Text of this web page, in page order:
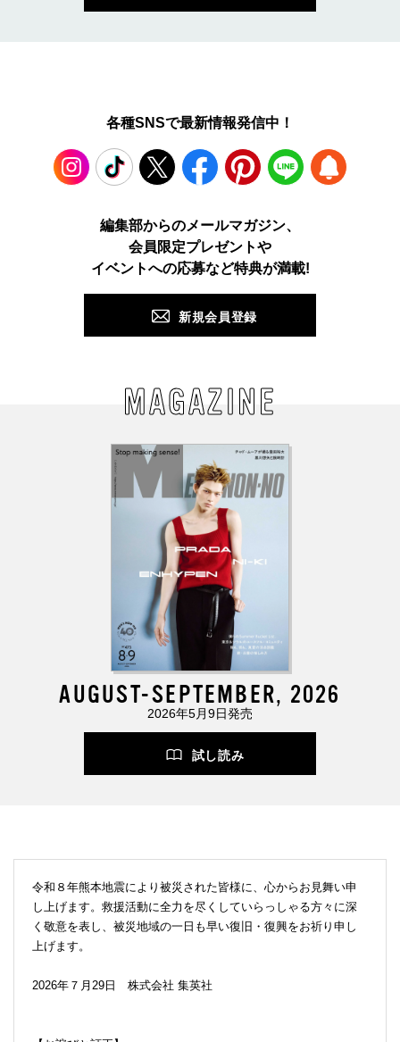
各種SNSで最新情報発信中！
TikTok Facebook Pinterest LINE
編集部からのメールマガジン、
会員限定プレゼントや
イベントへの応募など特典が満載!
新規会員登録
MAGAZINE
AUGUST-SEPTEMBER, 2026
2026年5月9日発売
試し読み
令和８年熊本地震により被災された皆様に、心からお見舞い申
し上げます。救援活動に全力を尽くしていらっしゃる方々に深
く敬意を表し、被災地域の一日も早い復旧・復興をお祈り申し
上げます。
2026年７月29日 株式会社 集英社